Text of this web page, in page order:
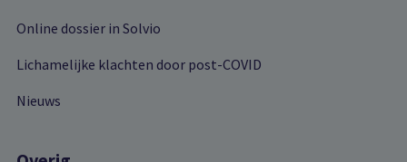
Online dossier in Solvio
Lichamelijke klachten door post-COVID
Nieuws